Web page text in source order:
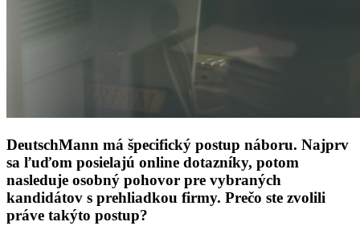
DeutschMann má špecifický postup náboru. Najprv
sa ľuďom posielajú online dotazníky, potom
nasleduje osobný pohovor pre vybraných
kandidátov s prehliadkou firmy. Prečo ste zvolili
práve takýto postup?